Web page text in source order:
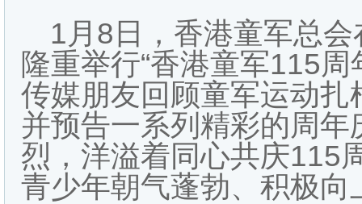
1月8日，香港童军总
隆重举行“香港童军115
传媒朋友回顾童军运动
并预告一系列精彩的周
烈，洋溢着同心共庆115
青少年朝气蓬勃、积极向